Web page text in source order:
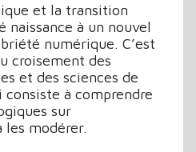
et la transition
naissance à un nouvel
numérique. C’est
croisement des
et des sciences de
à comprendre
sur
les modérer.